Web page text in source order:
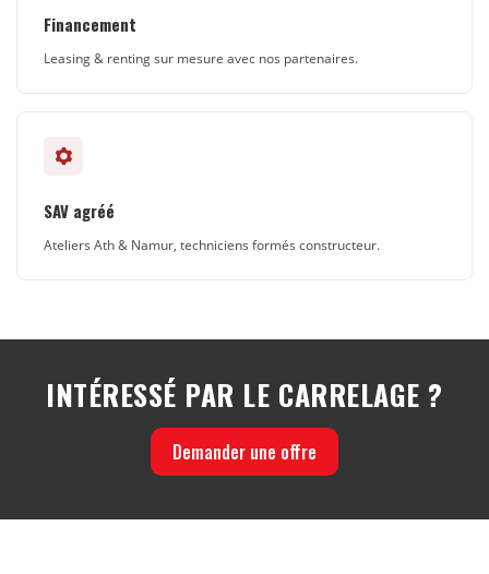
Financement
Leasing & renting sur mesure avec nos partenaires.
SAV agréé
Ateliers Ath & Namur, techniciens formés constructeur.
INTÉRESSÉ PAR LE CARRELAGE ?
Demander une offre